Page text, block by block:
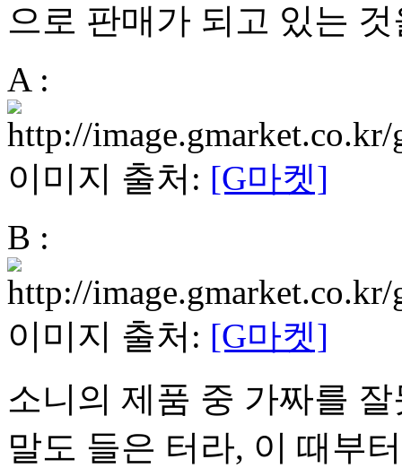
으로 판매가 되고 있는
A :
이미지 출처: [G마켓]
B :
이미지 출처: [G마켓]
소니의 제품 중 가짜를
말도 들은 터라, 이 때부